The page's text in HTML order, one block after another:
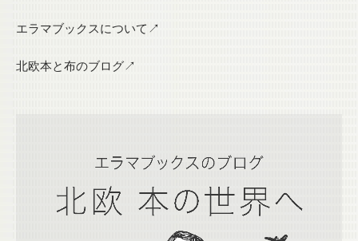
エラマブックスについて↗
北欧本と布のブログ↗